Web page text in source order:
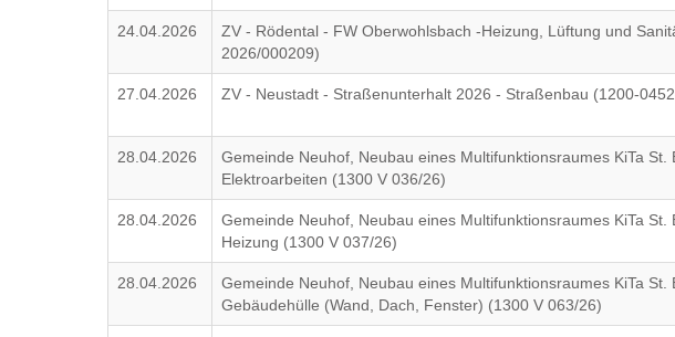
24.04.2026
ZV - Rödental - FW Oberwohlsbach -Heizung, Lüftung und
2026/000209)
27.04.2026 ZV - Neustadt - Straßenunterhalt 2026 - Straßenbau (1200-
28.04.2026
Gemeinde Neuhof, Neubau eines Multifunktionsraumes KiTa St.
Elektroarbeiten (1300 V 036/26)
28.04.2026
Gemeinde Neuhof, Neubau eines Multifunktionsraumes KiTa St.
Heizung (1300 V 037/26)
28.04.2026
Gemeinde Neuhof, Neubau eines Multifunktionsraumes KiTa St.
Gebäudehülle (Wand, Dach, Fenster) (1300 V 063/26)